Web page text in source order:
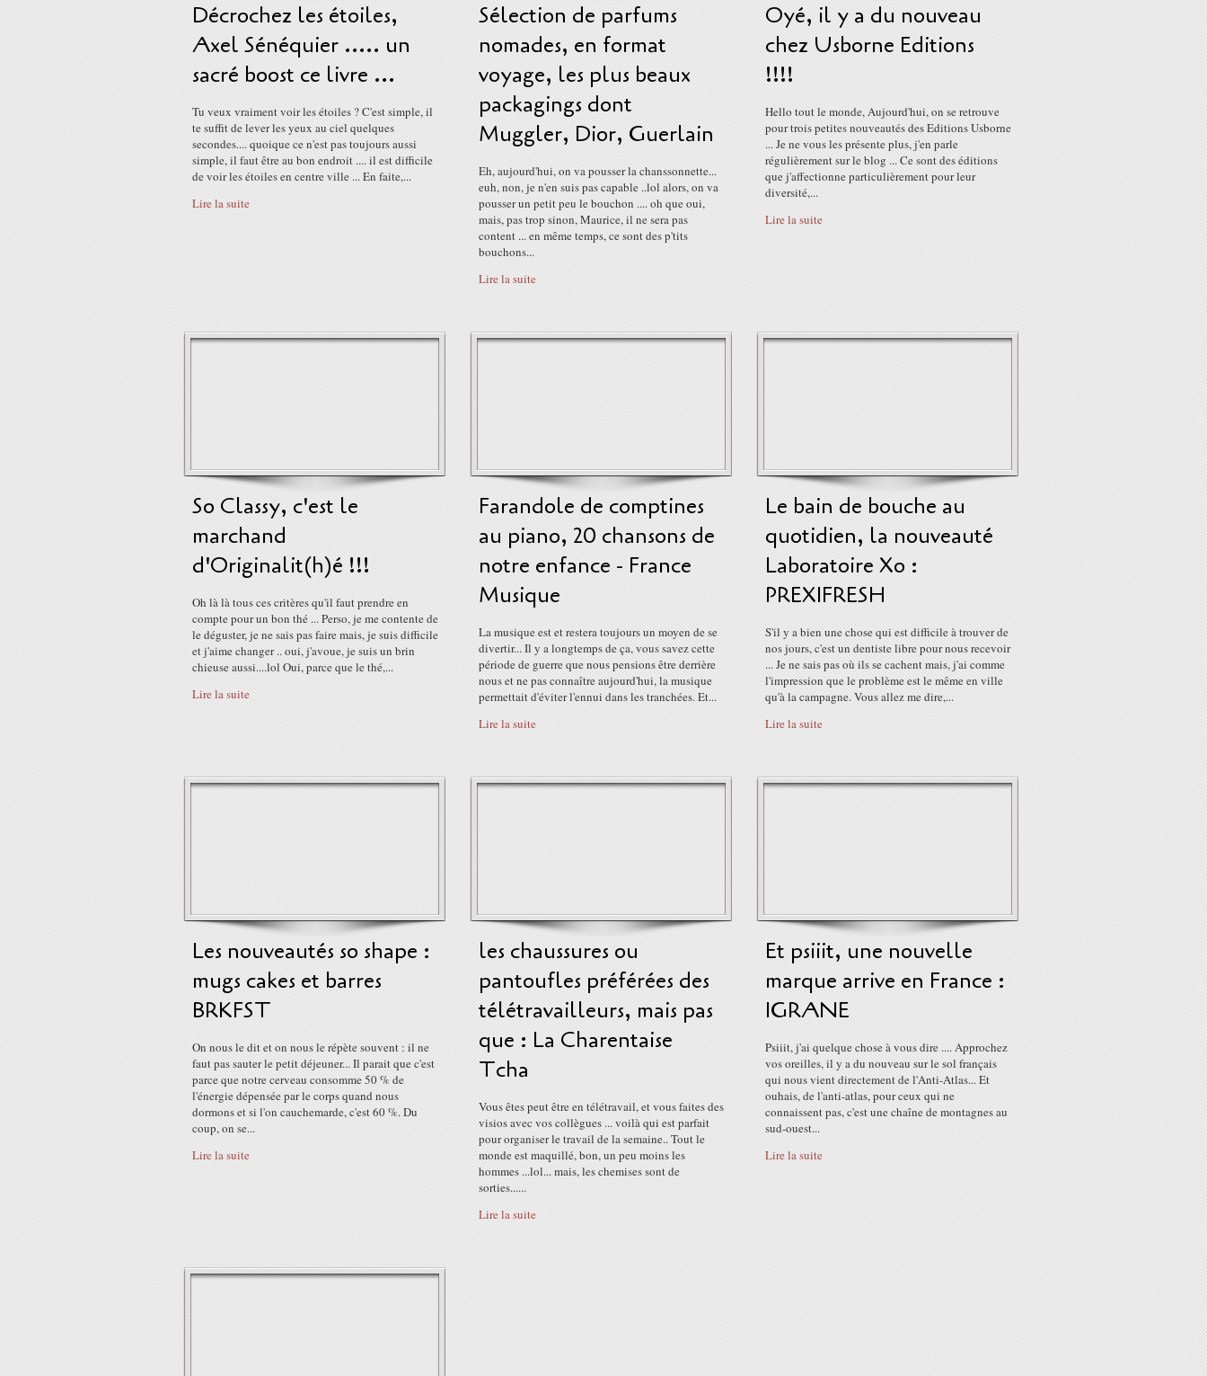
Décrochez les étoiles,
Axel Sénéquier ..... un
sacré boost ce livre ...
Tu veux vraiment voir les étoiles ? C'est simple, il
te suffit de lever les yeux au ciel quelques
secondes.... quoique ce n'est pas toujours aussi
simple, il faut être au bon endroit .... il est difficile
de voir les étoiles en centre ville ... En faite,...
Lire la suite
Sélection de parfums
nomades, en format
voyage, les plus beaux
packagings dont
Muggler, Dior, Guerlain
Eh, aujourd'hui, on va pousser la chanssonnette...
euh, non, je n'en suis pas capable ..lol alors, on va
pousser un petit peu le bouchon .... oh que oui,
mais, pas trop sinon, Maurice, il ne sera pas
content ... en même temps, ce sont des p'tits
bouchons...
Lire la suite
Oyé, il y a du nouveau
chez Usborne Editions
!!!!
Hello tout le monde, Aujourd'hui, on se retrouve
pour trois petites nouveautés des Editions Usborne
... Je ne vous les présente plus, j'en parle
régulièrement sur le blog ... Ce sont des éditions
que j'affectionne particulièrement pour leur
diversité,...
Lire la suite
So Classy, c'est le
marchand
d'Originalit(h)é !!!
Oh là là tous ces critères qu'il faut prendre en
compte pour un bon thé ... Perso, je me contente de
le déguster, je ne sais pas faire mais, je suis difficile
et j'aime changer .. oui, j'avoue, je suis un brin
chieuse aussi....lol Oui, parce que le thé,...
Lire la suite
Farandole de comptines
au piano, 20 chansons de
notre enfance - France
Musique
La musique est et restera toujours un moyen de se
divertir... Il y a longtemps de ça, vous savez cette
période de guerre que nous pensions être derrière
nous et ne pas connaître aujourd'hui, la musique
permettait d'éviter l'ennui dans les tranchées. Et...
Lire la suite
Le bain de bouche au
quotidien, la nouveauté
Laboratoire Xo :
PREXIFRESH
S'il y a bien une chose qui est difficile à trouver de
nos jours, c'est un dentiste libre pour nous recevoir
... Je ne sais pas où ils se cachent mais, j'ai comme
l'impression que le problème est le même en ville
qu'à la campagne. Vous allez me dire,...
Lire la suite
Les nouveautés so shape :
mugs cakes et barres
BRKFST
On nous le dit et on nous le répète souvent : il ne
faut pas sauter le petit déjeuner... Il parait que c'est
parce que notre cerveau consomme 50 % de
l'énergie dépensée par le corps quand nous
dormons et si l'on cauchemarde, c'est 60 %. Du
coup, on se...
Lire la suite
les chaussures ou
pantoufles préférées des
télétravailleurs, mais pas
que : La Charentaise
Tcha
Vous êtes peut être en télétravail, et vous faites des
visios avec vos collègues ... voilà qui est parfait
pour organiser le travail de la semaine.. Tout le
monde est maquillé, bon, un peu moins les
hommes ...lol... mais, les chemises sont de
sorties......
Lire la suite
Et psiiit, une nouvelle
marque arrive en France :
IGRANE
Psiiit, j'ai quelque chose à vous dire .... Approchez
vos oreilles, il y a du nouveau sur le sol français
qui nous vient directement de l'Anti-Atlas... Et
ouhais, de l'anti-atlas, pour ceux qui ne
connaissent pas, c'est une chaîne de montagnes au
sud-ouest...
Lire la suite